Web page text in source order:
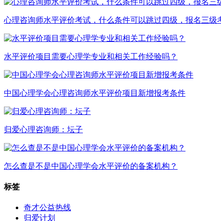
心理咨询师水平评价考试，什么条件可以跳过四级，报名三级
水平评价项目需要心理学专业和相关工作经验吗？
中国心理学会心理咨询师水平评价项目新增报考条件
归爱心理咨询师：坛子
怎么查是不是中国心理学会水平评价的备案机构？
标签
奇才公益热线
归爱计划